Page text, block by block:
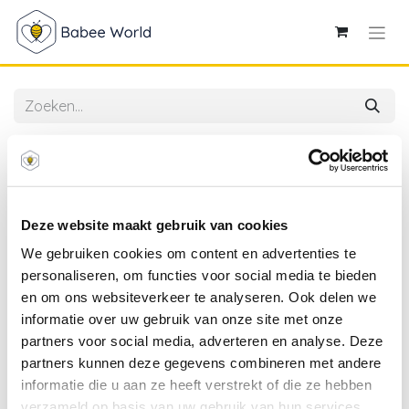
Deze website maakt gebruik van cookies
We gebruiken cookies om content en advertenties te
personaliseren, om functies voor social media te bieden
en om ons websiteverkeer te analyseren. Ook delen we
informatie over uw gebruik van onze site met onze
partners voor social media, adverteren en analyse. Deze
partners kunnen deze gegevens combineren met andere
informatie die u aan ze heeft verstrekt of die ze hebben
Avent | Drinkbeker met Zachte Tuit Lila/Blauw 300 ml